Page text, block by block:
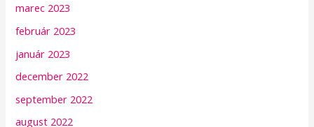
marec 2023
február 2023
január 2023
december 2022
september 2022
august 2022